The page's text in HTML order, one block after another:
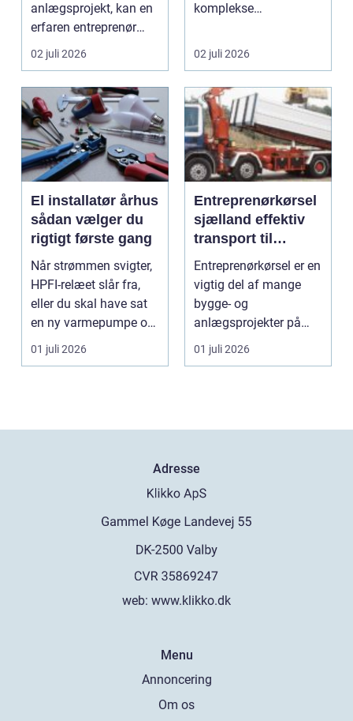
anlægsprojekt, kan en
erfaren entreprenør
Aabenraa være
forskell...
02 juli 2026
komplekse
02 juli 2026
El installatør århus
sådan vælger du
rigtigt første gang
Når strømmen svigter,
HPFI-relæet slår fra,
eller du skal have sat
en ny varmepumpe op,
er en profes...
01 juli 2026
Entreprenørkørsel
sjælland effektiv
transport til
bygge- og
anlægsopgaver
Entreprenørkørsel er en
vigtig del af mange
bygge- og
anlægsprojekter på
Sjælland. Når jord skal
fly...
01 juli 2026
Adresse
web: www.klikko.dk
Menu
Annoncering
Om os